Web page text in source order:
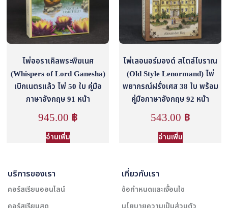
ไพ่ออราเคิลพระพิฆเนศ
(Whispers of Lord Ganesha)
เบิกเนตรแล้ว ไพ่ 50 ใบ คู่มือ
ภาษาอังกฤษ 91 หน้า
945.00 ฿
อ่านเพิ่ม
ไพ่เลอนอร์มองด์ สไตล์โบราณ
(Old Style Lenormand) ไพ่
พยากรณ์ฝรั่งเศส 38 ใบ พร้อม
คู่มือภาษาอังกฤษ 92 หน้า
543.00 ฿
อ่านเพิ่ม
บริการของเรา
คอร์สเรียนออนไลน์
เกี่ยวกับเรา
ข้อกำหนดและเงื่อนไข